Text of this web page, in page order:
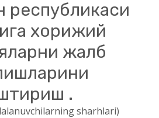
республикаси
хорижий
жалб
.
sharhlari)